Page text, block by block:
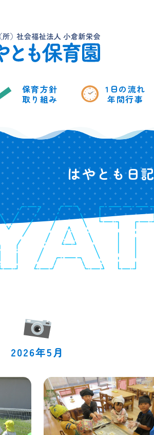
保育方針
取り組み
1日の流れ
年間行事
はやとも日記
2026年5月